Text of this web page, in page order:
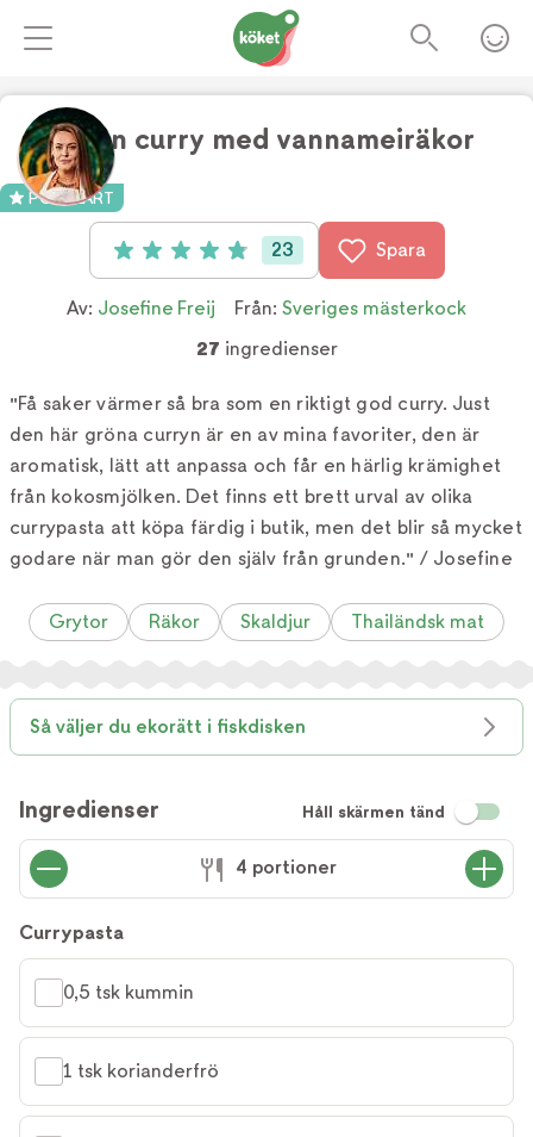
Grön curry med vannameiräkor
POPULÄRT
Betyg: 4.9 av 5 (23 röster)
23 Spara
Av: Josefine Freij Från: Sveriges mästerkock
27 ingredienser
"Få saker värmer så bra som en riktigt god curry. Just
den här gröna curryn är en av mina favoriter, den är
aromatisk, lätt att anpassa och får en härlig krämighet
från kokosmjölken. Det finns ett brett urval av olika
currypasta att köpa färdig i butik, men det blir så mycket
godare när man gör den själv från grunden." / Josefine
Grytor Räkor Skaldjur Thailändsk mat
Så väljer du ekorätt i fiskdisken
Ingredienser Håll skärmen tänd
4 portioner
Currypasta
0,5 tsk kummin
1 tsk korianderfrö